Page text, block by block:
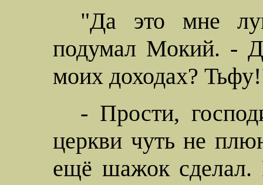
"Да это мне
подумал Мокий. -
моих доходах?
- Прости,
церкви чуть не
ещё шажок сделал.